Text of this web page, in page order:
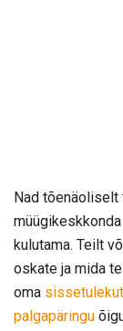
Nad
kulutama. Teilt
oskate ja mida
oma sissetulekut
palgapäringu